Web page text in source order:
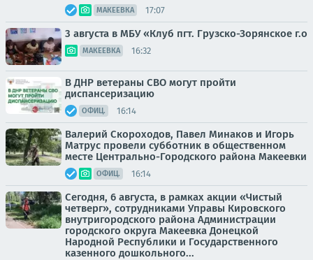
МАКЕЕВКА 17:07
3 августа в МБУ «Клуб пгт. Грузско-Зорянское г.о
МАКЕЕВКА 16:32
В ДНР ветераны СВО могут пройти
диспансеризацию
ОФИЦ. 16:14
Валерий Скороходов, Павел Минаков и Игорь
Матрус провели субботник в общественном
месте Центрально-Городского района Макеевки
ОФИЦ. 16:14
Сегодня, 6 августа, в рамках акции «Чистый
четверг», сотрудниками Управы Кировского
внутригородского района Администрации
городского округа Макеевка Донецкой
Народной Республики и Государственного
казенного дошкольного...